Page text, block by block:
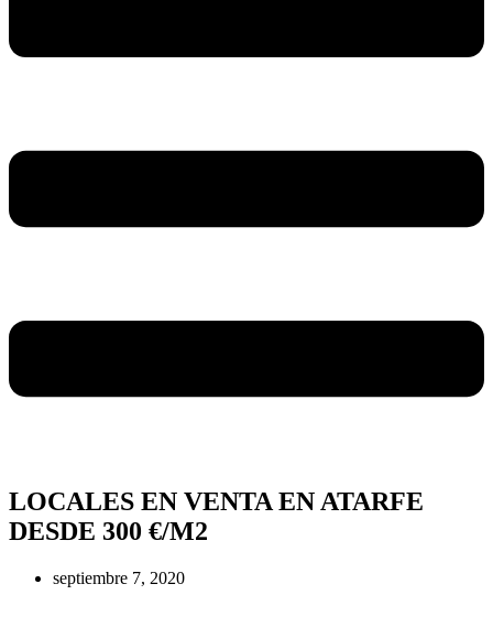
LOCALES EN VENTA EN ATARFE
DESDE 300 €/M2
septiembre 7, 2020